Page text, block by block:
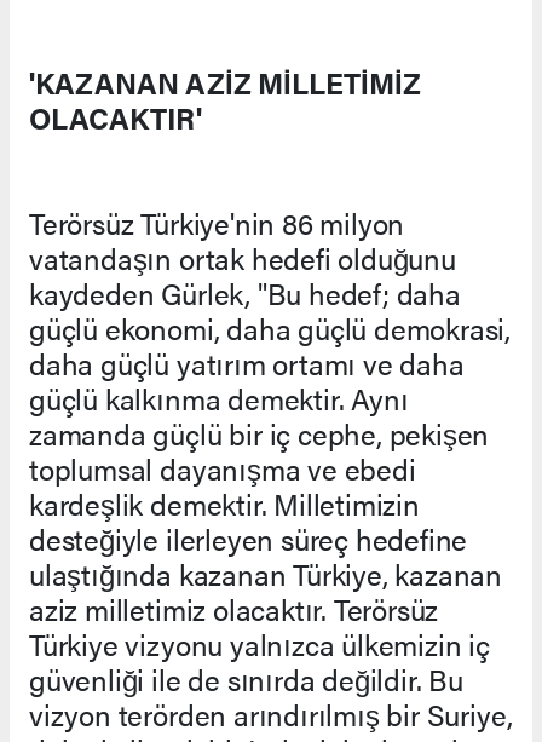
'KAZANAN AZİZ MİLLETİMİZ
OLACAKTIR'
Terörsüz Türkiye'nin 86 milyon
vatandaşın ortak hedefi olduğunu
kaydeden Gürlek, "Bu hedef; daha
güçlü ekonomi, daha güçlü demokrasi,
daha güçlü yatırım ortamı ve daha
güçlü kalkınma demektir. Aynı
zamanda güçlü bir iç cephe, pekişen
toplumsal dayanışma ve ebedi
kardeşlik demektir. Milletimizin
desteğiyle ilerleyen süreç hedefine
ulaştığında kazanan Türkiye, kazanan
aziz milletimiz olacaktır. Terörsüz
Türkiye vizyonu yalnızca ülkemizin iç
güvenliği ile de sınırda değildir. Bu
vizyon terörden arındırılmış bir Suriye,